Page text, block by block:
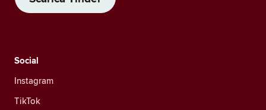
Social
Instagram
TikTok